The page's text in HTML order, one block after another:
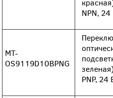
NPN, 24
MT-
OS9119D10BPNG
PNP, 24